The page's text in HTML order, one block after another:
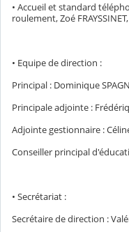
• Accueil et standard
roulement, Zoé
• Equipe de direction :
Principal : Dominique
Principale adjointe :
Adjointe gestionnaire :
Conseiller principal
• Secrétariat :
Secrétaire de direction :